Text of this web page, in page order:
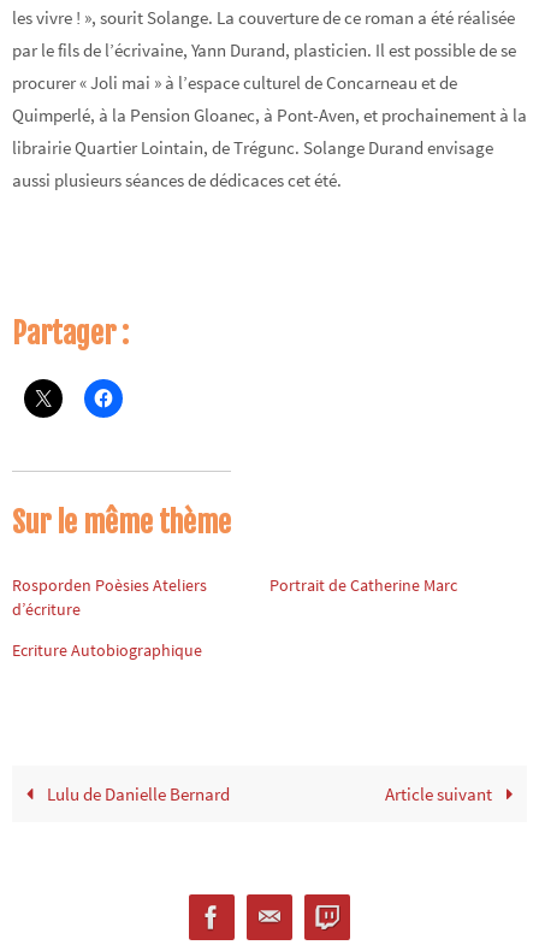
les vivre ! », sourit Solange. La couverture de ce roman a été réalisée
par le fils de l’écrivaine, Yann Durand, plasticien. Il est possible de se
procurer « Joli mai » à l’espace culturel de Concarneau et de
Quimperlé, à la Pension Gloanec, à Pont-Aven, et prochainement à la
librairie Quartier Lointain, de Trégunc. Solange Durand envisage
aussi plusieurs séances de dédicaces cet été.
Partager :
Sur le même thème
Rosporden Poèsies Ateliers
d’écriture
Portrait de Catherine Marc
Ecriture Autobiographique
Lulu de Danielle Bernard Article suivant